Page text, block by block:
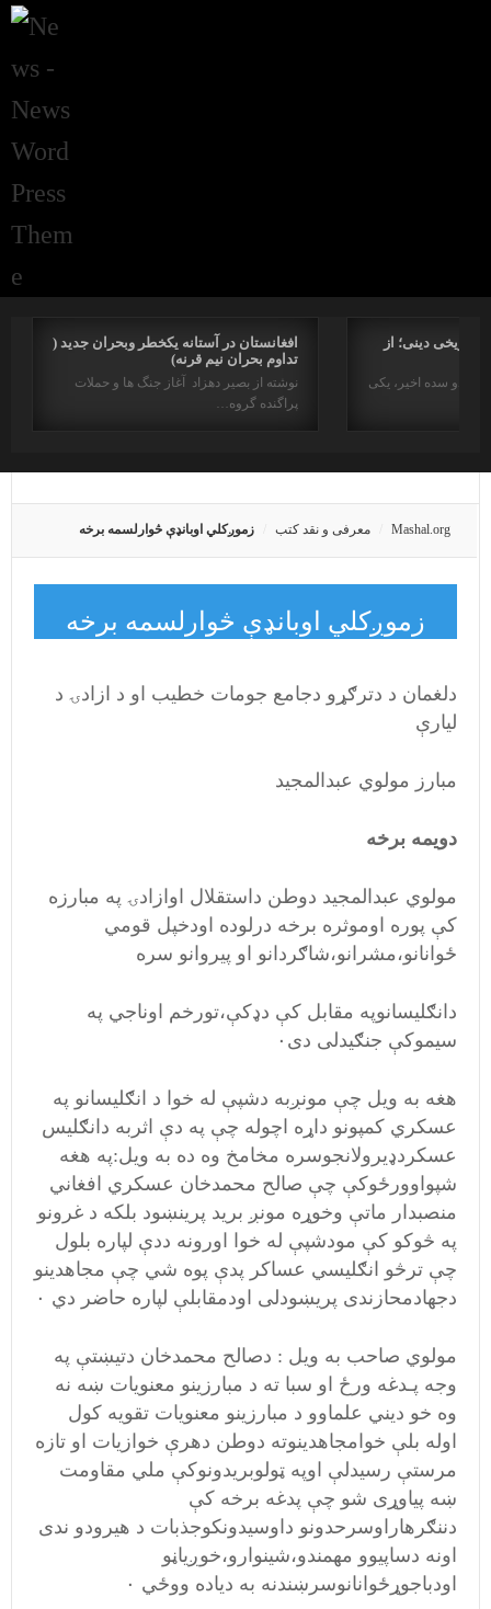
افغانستان در آستانه یکخطر وبحران جدید (
تداوم بحران نیم قرنه)
نوشته از بصیر دهزاد آغاز جنگ ها و حملات
پراگنده گروه…
دینی؛ از
در دو سده اخیر، یکی
Mashal.org معرفی و نقد کتب زموږکلي اوبانډې څوارلسمه برخه
زموږکلي اوبانډې څوارلسمه برخه
دلغمان د دترګړو دجامع جومات خطیب او د ازادۍ د
لیارې
مبارز مولوي عبدالمجید
دویمه برخه
مولوي عبدالمجید دوطن داستقلال اوازادۍ په مبارزه
کې پوره اوموثره برخه درلوده اودخپل قومي
ځوانانو،مشرانو،شاګردانو او پیروانو سره
دانګلیسانوپه مقابل کې دډکې،تورخم اوناجي په
سیموکې جنګیدلی دی۰
هغه به ویل چې مونږبه دشپې له خوا د انګلیسانو په
عسکري کمپونو داړه اچوله چې په دې اثربه دانګلیس
عسکردډیرولانجوسره مخامخ وه ده به ویل:په هغه
شپواوورځوکې چې صالح محمدخان عسکري افغاني
منصبدار ماتې وخوړه مونږ برید پرینښود بلکه د غرونو
په څوکو کې مودشپې له خوا اورونه ددې لپاره بلول
چې ترڅو انګلیسي عساکر پدې پوه شي چې مجاهدینو
دجهادمحازندی پریښودلی اودمقابلې لپاره حاضر دي ۰
مولوي صاحب به ویل : دصالح محمدخان دتیښتې په
وجه پـدغه ورځ او سبا ته د مبارزینو معنویات ښه نه
وه خو دیني علماوو د مبارزینو معنویات تقویه کول
اوله بلې خوامجاهدینوته دوطن دهرې خوازیات او تازه
مرستې رسیدلې اوپه ټولوبریدونوکې ملي مقاومت
ښه پیاوړی شو چې پدغه برخه کې
دننګرهاراوسرحدونو داوسیدونکوجذبات د هیرودو ندی
اونه دساپیوو مهمندو،شینوارو،خوږیاڼو
اودباجوړځوانانوسرښندنه به دیاده ووځي ۰